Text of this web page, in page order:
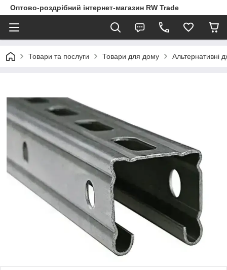
Оптово-роздрібний інтернет-магазин RW Trade
Товари та послуги Товари для дому Альтернативні